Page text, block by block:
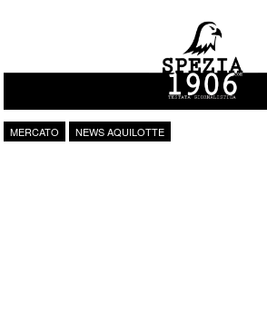
Vai al contenuto
MERCATO NEWS AQUILOTTE